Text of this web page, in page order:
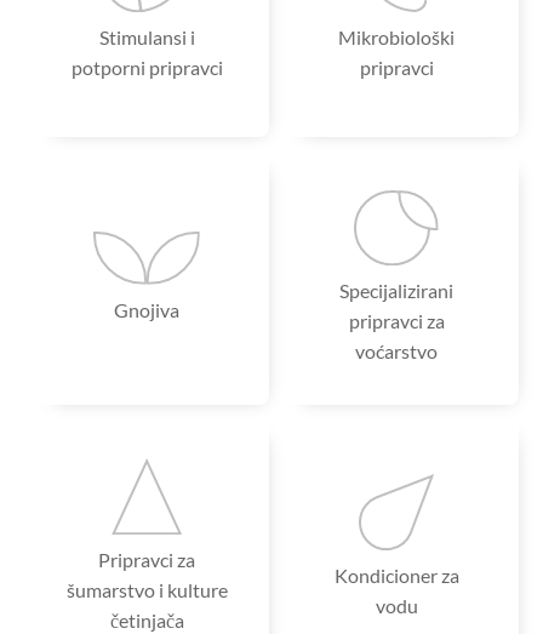
Stimulansi i
potporni pripravci
Mikrobiološki
pripravci
Gnojiva
Specijalizirani
pripravci za
voćarstvo
Pripravci za
šumarstvo i kulture
četinjača
Kondicioner za
vodu